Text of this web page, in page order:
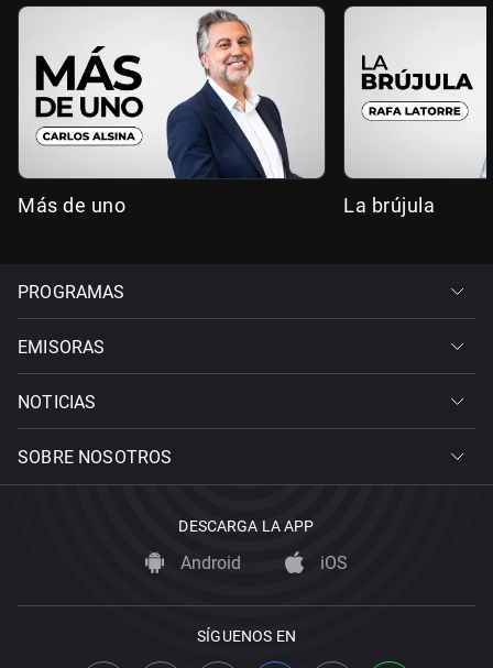
Más de uno La brújula
PROGRAMAS
EMISORAS
NOTICIAS
SOBRE NOSOTROS
DESCARGA LA APP
Android iOS
SÍGUENOS EN